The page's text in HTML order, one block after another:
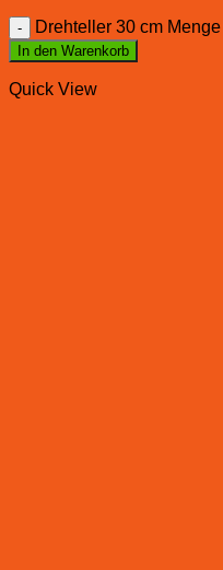
Drehteller 30 cm Menge
In den Warenkorb
Quick View